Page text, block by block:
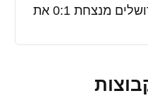
הסתיים המשחק. הפועל ירושלים מנצחת 0:1 את